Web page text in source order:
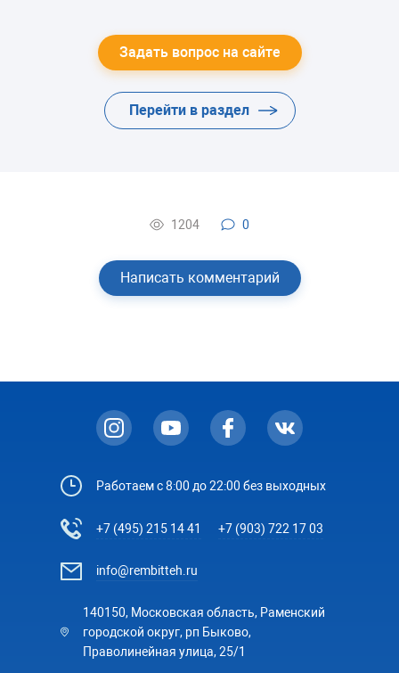
Задать вопрос на сайте
Перейти в раздел
1204 0
Написать комментарий
Работаем с 8:00 до 22:00 без выходных
+7 (495) 215 14 41 +7 (903) 722 17 03
info@rembitteh.ru
140150, Московская область, Раменский
городской округ, рп Быково,
Праволинейная улица, 25/1